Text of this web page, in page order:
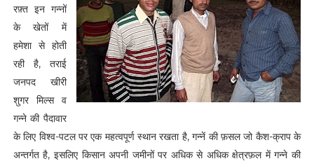
रफ़्त इन गन्नों
के खेतों में
हमेशा से होती
रही है, तराई
जनपद खीरी
शुगर मिल्स व
गन्ने की पैदावार
के लिए विश्व-पटल पर एक महत्वपूर्ण स्थान रखता है, गन्नें की फ़सल जो कैश-क्राप के
अन्तर्गत है, इसलिए किसान अपनी जमीनों पर अधिक से अधिक क्षेत्रफ़ल में गन्ने की